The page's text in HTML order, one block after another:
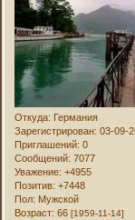
Откуда: Германия
Зарегистрирован: 03-09-
Приглашений: 0
Сообщений: 7077
Уважение: +4955
Позитив: +7448
Пол: Мужской
Возраст: 66[1959-11-14]